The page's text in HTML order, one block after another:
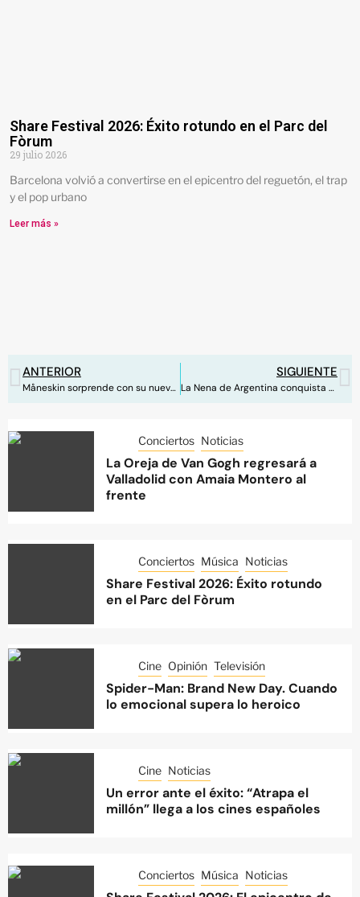
Share Festival 2026: Éxito rotundo en el Parc del
Fòrum
29 julio 2026
Barcelona volvió a convertirse en el epicentro del reguetón, el trap
y el pop urbano
Leer más »
ANTERIOR
Måneskin sorprende con su nueva balada: “The Loneliest”
SIGUIENTE
La Nena de Argentina conquista Valencia
Conciertos Noticias
La Oreja de Van Gogh regresará a
Valladolid con Amaia Montero al
frente
Conciertos Música Noticias
Share Festival 2026: Éxito rotundo
en el Parc del Fòrum
Cine Opinión Televisión
Spider-Man: Brand New Day. Cuando
lo emocional supera lo heroico
Cine Noticias
Un error ante el éxito: “Atrapa el
millón” llega a los cines españoles
Conciertos Música Noticias